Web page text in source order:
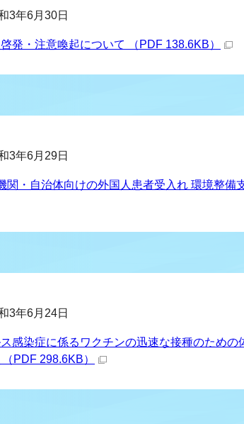
3年6月30日
発・注意喚起について （PDF 138.6KB）
3年6月29日
関・自治体向けの外国人患者受入れ 環境整備
3年6月24日
感染症に係るワクチンの迅速な接種のため
PDF 298.6KB）